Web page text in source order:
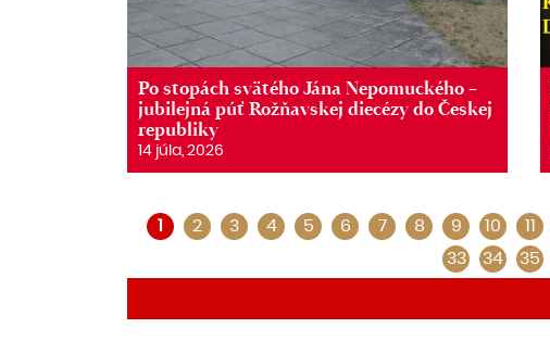
Po stopách svätého Jána Nepomuckého –
jubilejná púť Rožňavskej diecézy do Českej
republiky
14 júla, 2026
1 2 3 4 5 6 7 8 9 10 11
33
34 35